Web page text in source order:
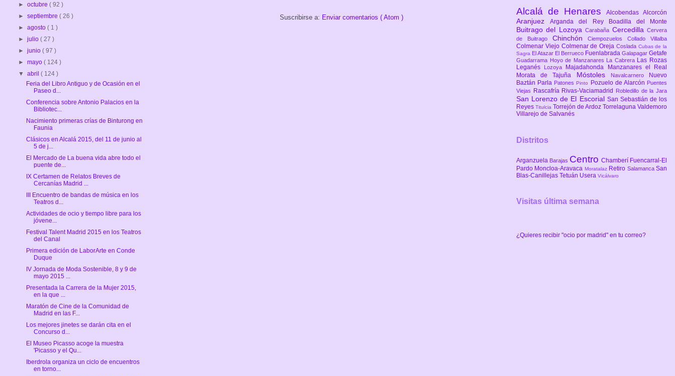
Suscribirse a: Enviar comentarios ( Atom )
►octubre( 92 )
►septiembre( 26 )
►agosto( 1 )
►julio( 27 )
►junio( 97 )
►mayo( 124 )
▼abril( 124 )
Feria del Libro Antiguo y de Ocasión en el
Paseo d...
Conferencia sobre Antonio Palacios en la
Bibliotec...
Nacimiento primeras crías de Binturong en
Faunia
Clásicos en Alcalá 2015, del 11 de junio al
5 de j...
El Mercado de La buena vida abre todo el
puente de...
IX Certamen de Relatos Breves de
Cercanías Madrid ...
III Encuentro de bandas de música en los
Teatros d...
Actividades de ocio y tiempo libre para los
jóvene...
Festival Talent Madrid 2015 en los Teatros
del Canal
Primera edición de LaborArte en Conde
Duque
IV Jornada de Moda Sostenible, 8 y 9 de
mayo 2015 ...
Presentada la Carrera de la Mujer 2015,
en la que ...
Maratón de Cine de la Comunidad de
Madrid en las F...
Los mejores jinetes se darán cita en el
Concurso d...
El Museo Picasso acoge la muestra
'Picasso y el Qu...
Iberdrola organiza un ciclo de encuentros
en torno...
Alcalá de Henares Alcobendas Alcorcón
AranjuezArganda del Rey Boadilla del Monte
Buitrago del LozoyaCarabaña CercedillaCervera
de Buitrago ChinchónCiempozuelosCollado Villalba
Colmenar Viejo Colmenar de Oreja Coslada Cubas de la
Sagra El Atazar El Berrueco Fuenlabrada Galapagar Getafe
Guadarrama Hoyo de Manzanares La Cabrera Las Rozas
Leganés
Lozoya Majadahonda
Manzanares el Real
Morata de Tajuña Móstoles Navalcarnero
Nuevo
Baztán Parla PatonesPinto Pozuelo de Alarcón Puentes
Viejas
Rascafría Rivas-Vaciamadrid Robledillo de la Jara
San Lorenzo de El Escorial San Sebastián de los
Reyes Titulcia Torrejón de Ardoz Torrelaguna Valdemoro
Villarejo de Salvanés
Distritos
Arganzuela Barajas Centro Chamberí Fuencarral-El
Pardo Moncloa-Aravaca Moratalaz Retiro SalamancaSan
Blas-Canillejas Tetuán Usera Vicálvaro
Visitas última semana
¿Quieres recibir "ocio por madrid" en tu correo?